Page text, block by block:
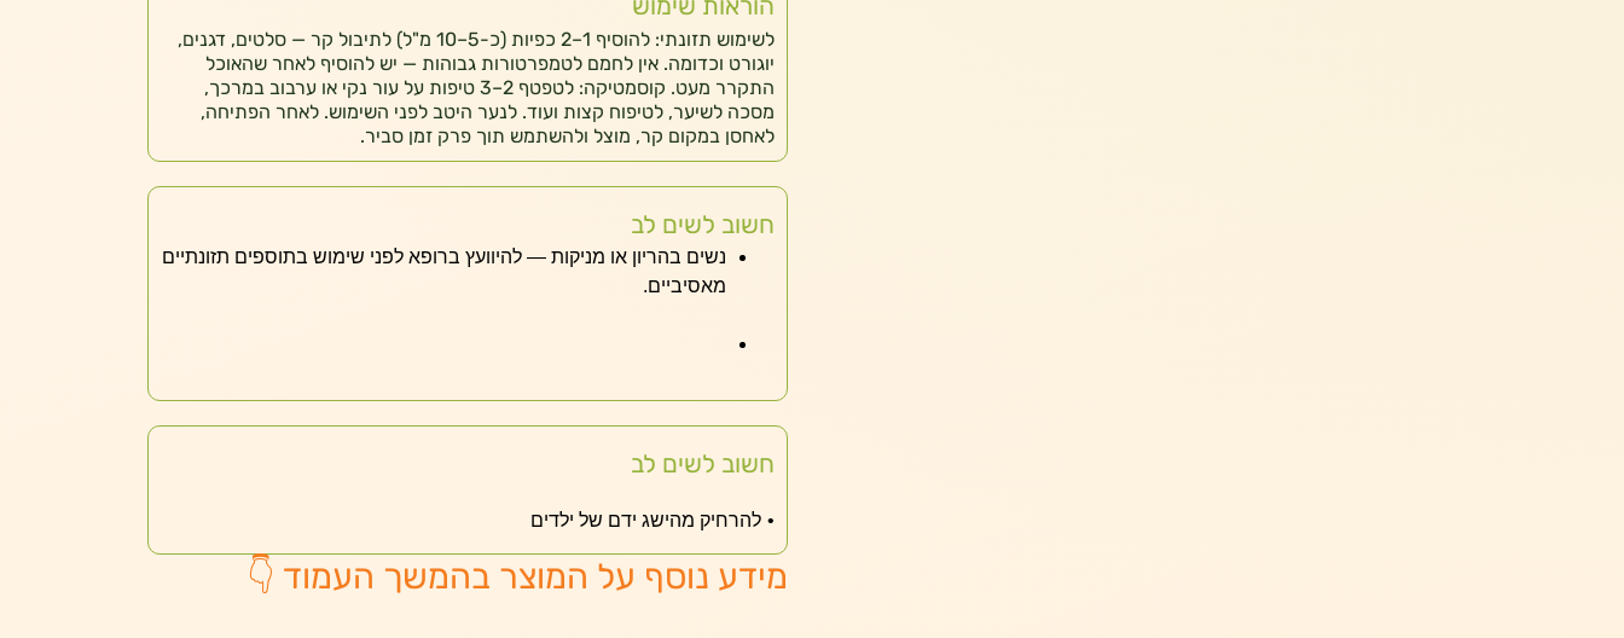
לשימוש תזונתי: להוסיף 1–2 כפיות (כ-5–10 מ"ל) לתיבול קר — סלטים, דגנים,
יוגורט וכדומה. אין לחמם לטמפרטורות גבוהות — יש להוסיף לאחר שהאוכל
התקרר מעט. קוסמטיקה: לטפטף 2–3 טיפות על עור נקי או ערבוב במרכך,
מסכה לשיער, לטיפוח קצות ועוד. לנער היטב לפני השימוש. לאחר הפתיחה,
לאחסן במקום קר, מוצל ולהשתמש תוך פרק זמן סביר.
חשוב לשים לב
נשים בהריון או מניקות — להיוועץ ברופא לפני שימוש בתוספים תזונתיים
מאסיביים.
חשוב לשים לב
להרחיק מהישג ידם של ילדים
מידע נוסף על המוצר בהמשך העמוד 👇